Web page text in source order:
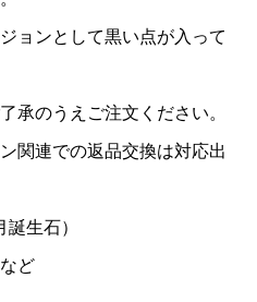
ョンとして黒い点が入って
承のうえご注文ください。
関連での返品交換は対応出
生石）
ど